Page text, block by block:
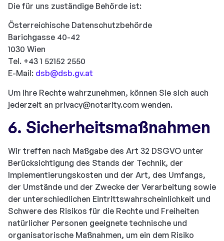
Die für uns zuständige Behörde ist:
Österreichische Datenschutzbehörde
Barichgasse 40-42
1030 Wien
Tel. +43 1 52152 2550
E-Mail: dsb@dsb.gv.at
Um Ihre Rechte wahrzunehmen, können Sie sich auch
jederzeit an privacy@notarity.com wenden.
6. Sicherheitsmaßnahmen
Wir treffen nach Maßgabe des Art 32 DSGVO unter
Berücksichtigung des Stands der Technik, der
Implementierungskosten und der Art, des Umfangs,
der Umstände und der Zwecke der Verarbeitung sowie
der unterschiedlichen Eintrittswahrscheinlichkeit und
Schwere des Risikos für die Rechte und Freiheiten
natürlicher Personen geeignete technische und
organisatorische Maßnahmen, um ein dem Risiko